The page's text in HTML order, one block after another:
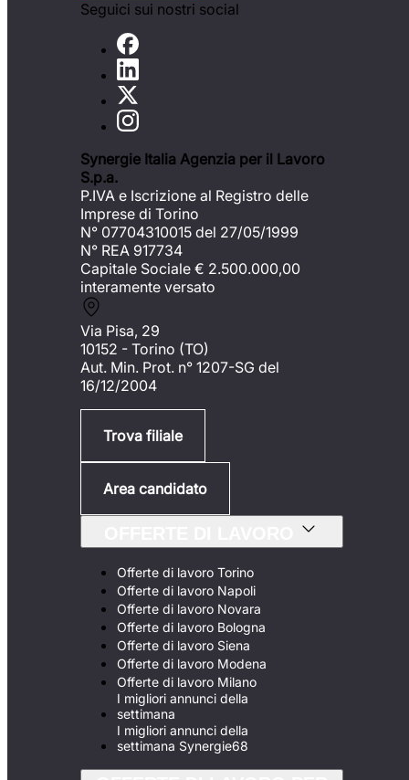
Seguici sui nostri social
Synergie Italia Agenzia per il Lavoro
S.p.a.
P.IVA e Iscrizione al Registro delle
Imprese di Torino
N° 07704310015 del 27/05/1999
N° REA 917734
Capitale Sociale € 2.500.000,00
interamente versato
Via Pisa, 29
10152 - Torino (TO)
Aut. Min. Prot. n° 1207-SG del
16/12/2004
Trova filiale
Area candidato
Offerte di lavoro Torino
Offerte di lavoro Napoli
Offerte di lavoro Novara
Offerte di lavoro Bologna
Offerte di lavoro Siena
Offerte di lavoro Modena
Offerte di lavoro Milano
I migliori annunci della
settimana
I migliori annunci della
settimana Synergie68